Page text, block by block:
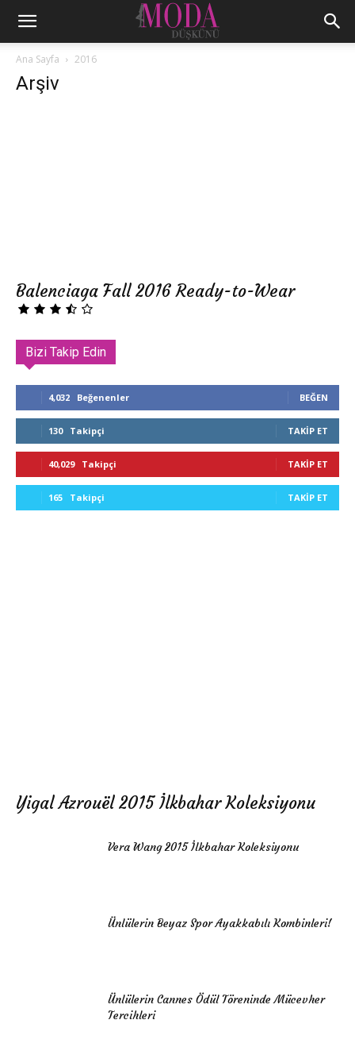
Ana Sayfa 2016
Arşiv
Balenciaga Fall 2016 Ready-to-Wear
Bizi Takip Edin
4,032 Beğenenler BEĞEN
130 Takipçi TAKIP ET
40,029 Takipçi TAKIP ET
165 Takipçi TAKIP ET
Yigal Azrouël 2015 İlkbahar Koleksiyonu
Vera Wang 2015 İlkbahar Koleksiyonu
Ünlülerin Beyaz Spor Ayakkabılı Kombinleri!
Ünlülerin Cannes Ödül Töreninde Mücevher
Tercihleri